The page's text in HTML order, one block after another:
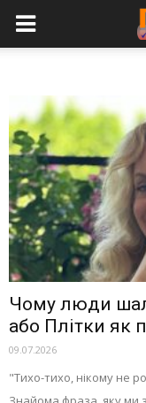
Чому люди
або Плітки як
09.07.2026
"Тихо-тихо, нікому не